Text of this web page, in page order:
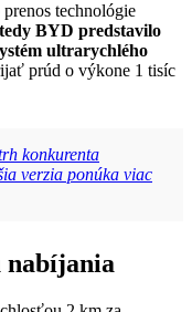
technológie
BYD predstavilo
ultrarychlého
prúd o výkone 1 tisíc
konkurenta
verzia ponúka viac
nabíjania